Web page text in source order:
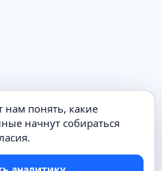
нам понять, какие
начнут собираться